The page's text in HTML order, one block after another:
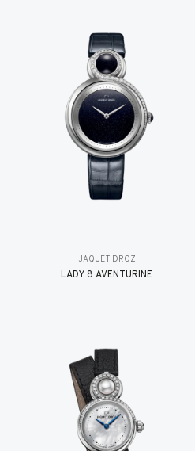
JAQUET DROZ
LADY 8 AVENTURINE